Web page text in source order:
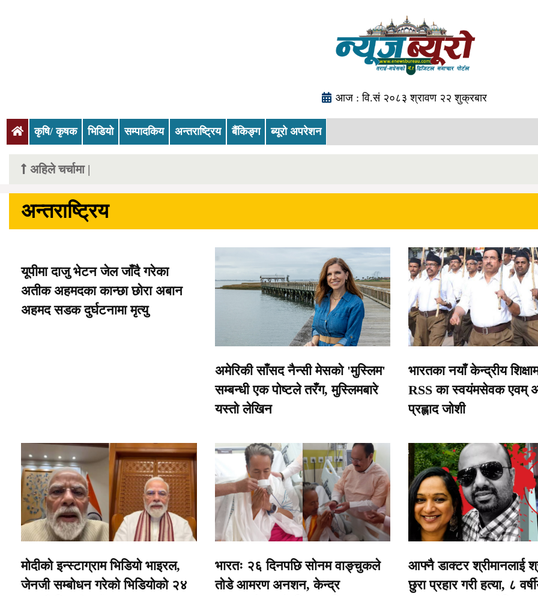
आज : वि.सं २०८३ श्रावण २२ शुक्रबार
(current)
कृषि/ कृषक भिडियो सम्पादकिय अन्तराष्ट्रिय बैंकिङ्ग ब्यूरो अपरेशन
अहिले चर्चामा |
अन्तराष्ट्रिय
यूपीमा दाजु भेटन जेल जाँदै गरेका
अतीक अहमदका कान्छा छोरा अबान
अहमद सडक दुर्घटनामा मृत्यु
अमेरिकी साँसद नैन्सी मेसको 'मुस्लिम'
सम्बन्धी एक पोष्टले तरँग, मुस्लिमबारे
यस्तो लेखिन
भारतका नयाँ केन्द्रीय
RSS का स्वयंमसेवक एवम्
प्रह्लाद जोशी
मोदीको इन्स्टाग्राम भिडियो भाइरल,
जेनजी सम्बोधन गरेको भिडियोको २४
भारतः २६ दिनपछि सोनम वाङ्चुकले
तोडे आमरण अनशन, केन्द्र
आफ्नै डाक्टर श्रीमानलाई
छुरा प्रहार गरी हत्या, ८